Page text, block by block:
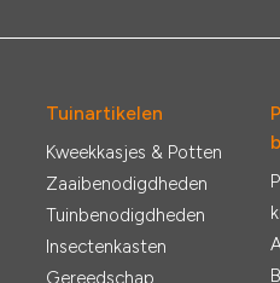
Tuinartikelen
Kweekkasjes & Potten
Zaaibenodigdheden
Tuinbenodigdheden
Insectenkasten
Gereedschap